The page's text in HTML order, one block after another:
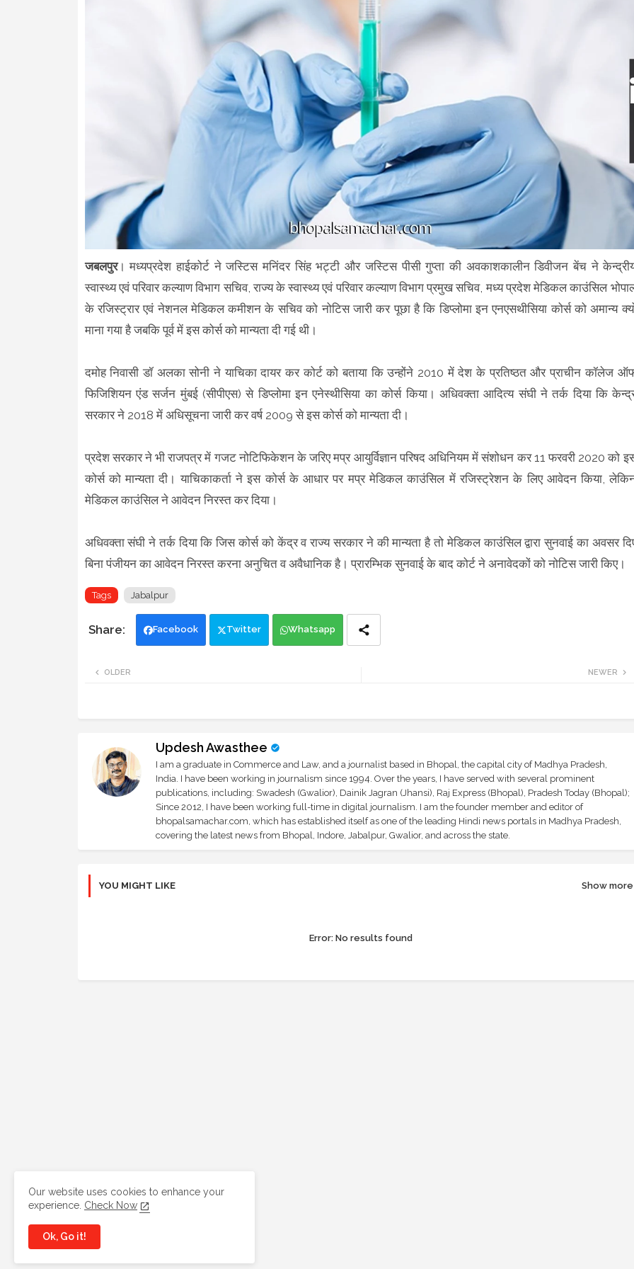
जबलपुर। मध्यप्रदेश हाईकोर्ट ने जस्टिस मनिंदर सिंह भट्टी और जस्टिस पीसी गुप्ता की अवकाशकालीन डिवीजन बेंच ने
स्वास्थ्य एवं परिवार कल्याण विभाग सचिव, राज्य के स्वास्थ्य एवं परिवार कल्याण विभाग प्रमुख सचिव, मध्य प्रदेश मेडिकल काउंसिल
के रजिस्ट्रार एवं नेशनल मेडिकल कमीशन के सचिव को नोटिस जारी कर पूछा है कि डिप्लोमा इन एनएसथीसिया कोर्स को अमान्य
माना गया है जबकि पूर्व में इस कोर्स को मान्यता दी गई थी।
दमोह निवासी डॉ अलका सोनी ने याचिका दायर कर कोर्ट को बताया कि उन्होंने 2010 में देश के प्रतिष्ठत और प्राचीन कॉलेज
फिजिशियन एंड सर्जन मुंबई (सीपीएस) से डिप्लोमा इन एनेस्थीसिया का कोर्स किया। अधिवक्ता आदित्य संघी ने तर्क दिया कि
सरकार ने 2018 में अधिसूचना जारी कर वर्ष 2009 से इस कोर्स को मान्यता दी।
प्रदेश सरकार ने भी राजपत्र में गजट नोटिफिकेशन के जरिए मप्र आयुर्विज्ञान परिषद अधिनियम में संशोधन कर 11 फरवरी 2020 को
कोर्स को मान्यता दी। याचिकाकर्ता ने इस कोर्स के आधार पर मप्र मेडिकल काउंसिल में रजिस्ट्रेशन के लिए आवेदन किया,
मेडिकल काउंसिल ने आवेदन निरस्त कर दिया।
अधिवक्ता संघी ने तर्क दिया कि जिस कोर्स को केंद्र व राज्य सरकार ने की मान्यता है तो मेडिकल काउंसिल द्वारा सुनवाई का अवसर
बिना पंजीयन का आवेदन निरस्त करना अनुचित व अवैधानिक है। प्रारम्भिक सुनवाई के बाद कोर्ट ने अनावेदकों को नोटिस जारी किए।
Tags Jabalpur
Facebook Twitter Whatsapp
NEWER
OLDER
Updesh Awasthee
I am a graduate in Commerce and Law, and a journalist based in Bhopal, the capital city of Madhya Pradesh,
India. I have been working in journalism since 1994. Over the years, I have served with several prominent
publications, including: Swadesh (Gwalior), Dainik Jagran (Jhansi), Raj Express (Bhopal), Pradesh Today (Bhopal);
Since 2012, I have been working full-time in digital journalism. I am the founder member and editor of
bhopalsamachar.com, which has established itself as one of the leading Hindi news portals in Madhya Pradesh,
covering the latest news from Bhopal, Indore, Jabalpur, Gwalior, and across the state.
YOU MIGHT LIKE Show more
Error:No results found
Our website uses cookies to enhance your
experience. Check Now
Ok, Go it!